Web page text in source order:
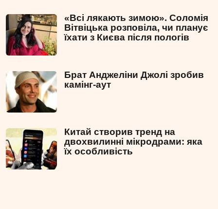
«Всі лякають зимою». Соломія
Вітвіцька розповіла, чи планує
їхати з Києва після пологів
Брат Анджеліни Джолі зробив
камінг-аут
Китай створив тренд на
двохвилинні мікродрами: яка
їх особливість